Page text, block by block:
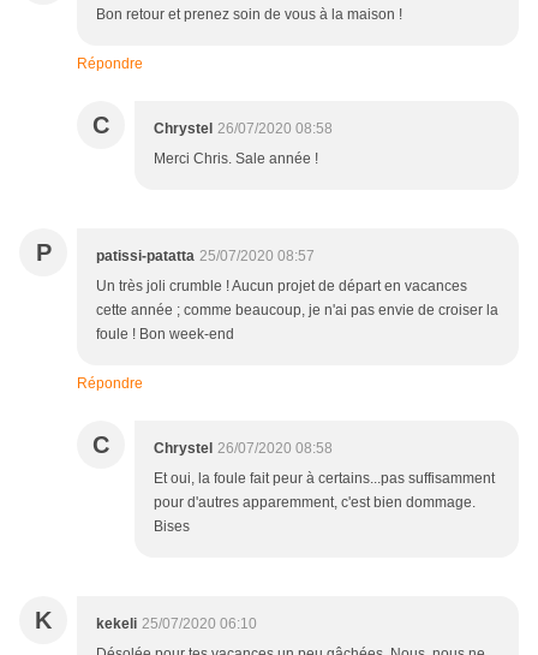
Bon retour et prenez soin de vous à la maison !
Répondre
C Chrystel 26/07/2020 08:58
Merci Chris. Sale année !
P patissi-patatta 25/07/2020 08:57
Un très joli crumble ! Aucun projet de départ en vacances
cette année ; comme beaucoup, je n'ai pas envie de croiser la
foule ! Bon week-end
Répondre
C Chrystel 26/07/2020 08:58
Et oui, la foule fait peur à certains...pas suffisamment
pour d'autres apparemment, c'est bien dommage.
Bises
K kekeli 25/07/2020 06:10